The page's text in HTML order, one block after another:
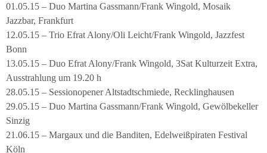
01.05.15 – Duo Martina Gassmann/Frank Wingold, Mosaik
Jazzbar, Frankfurt
12.05.15 – Trio Efrat Alony/Oli Leicht/Frank Wingold, Jazzfest
Bonn
13.05.15 – Duo Efrat Alony/Frank Wingold, 3Sat Kulturzeit Extra,
Ausstrahlung um 19.20 h
28.05.15 – Sessionopener Altstadtschmiede, Recklinghausen
29.05.15 – Duo Martina Gassmann/Frank Wingold, Gewölbekeller
Sinzig
21.06.15 – Margaux und die Banditen, Edelweißpiraten Festival
Köln